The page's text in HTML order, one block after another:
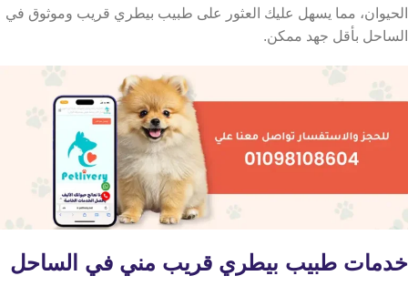
الحيوان، مما يسهل عليك العثور على طبيب بيطري قريب وموثوق في
الساحل بأقل جهد ممكن.
خدمات طبيب بيطري قريب مني في الساحل